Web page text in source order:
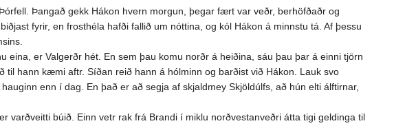
Þangað gekk Hákon hvern morgun, þegar fært var veðr, berhöfðaðr og
fyrir, en frosthéla hafði fallið um nóttina, og kól Hákon á minnstu tá. Af þessu
er Valgerðr hét. En sem þau komu norðr á heiðina, sáu þau þar á einni tjörn
hann kæmi aftr. Síðan reið hann á hólminn og barðist við Hákon. Lauk svo
enn í dag. En það er að segja af skjaldmey Skjöldúlfs, að hún elti álftirnar,
búið. Einn vetr rak frá Brandi í miklu norðvestanveðri átta tigi geldinga til